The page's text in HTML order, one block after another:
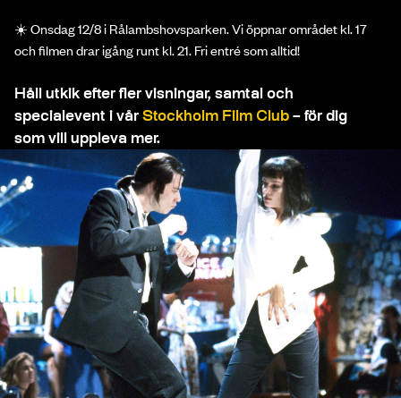
☀️ Onsdag 12/8 i Rålambshovsparken. Vi öppnar området kl. 17
och filmen drar igång runt kl. 21. Fri entré som alltid!
Håll utkik efter fler visningar, samtal och
specialevent i vårStockholm Film Club– för dig
som vill uppleva mer.